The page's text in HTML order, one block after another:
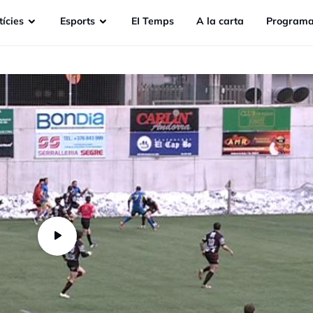
Esports EI Temps A la carta